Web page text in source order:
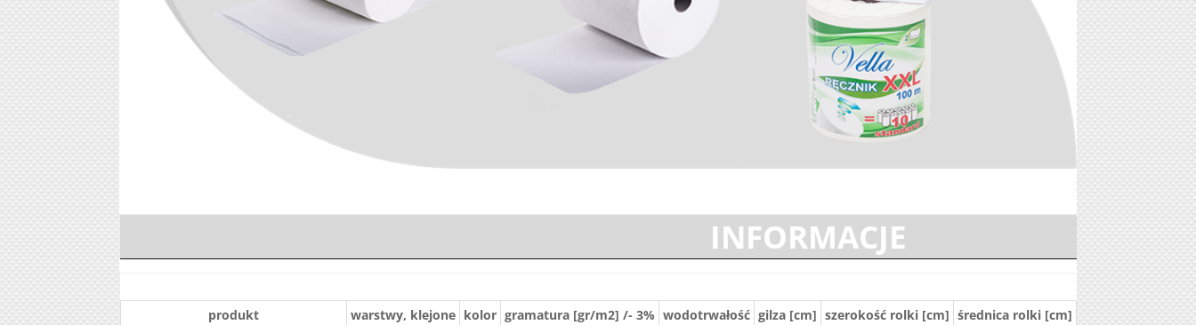
INFORMACJE
INFORMACJE
produkt warstwy, klejone kolor gramatura [gr/m2] /- 3% wodotrwałość gilza [cm] szerokość rolki [cm] średnica rolki [cm]